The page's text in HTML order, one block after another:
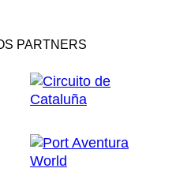
PARTNERS